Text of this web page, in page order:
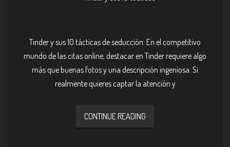
Tinder y sus 10 tácticas de seducción: En el competitivo
mundo de las citas online, destacar en Tinder requiere algo
más que buenas fotos y una descripción ingeniosa. Si
realmente quieres captar la atención y
CONTINUE READING